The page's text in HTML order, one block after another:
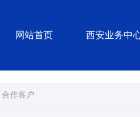
网站首页 西安业务中
合作客户